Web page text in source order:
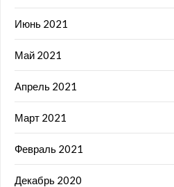
Июнь 2021
Май 2021
Апрель 2021
Март 2021
Февраль 2021
Декабрь 2020